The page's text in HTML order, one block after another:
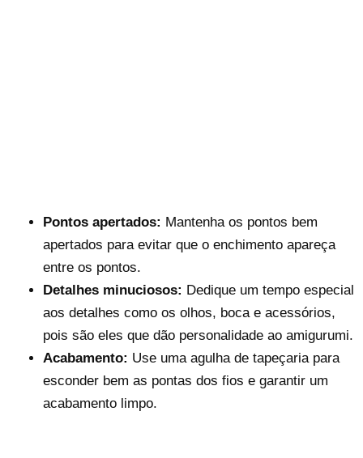
Pontos apertados: Mantenha os pontos bem
apertados para evitar que o enchimento apareça
entre os pontos.
Detalhes minuciosos: Dedique um tempo especial
aos detalhes como os olhos, boca e acessórios,
pois são eles que dão personalidade ao amigurumi.
Acabamento: Use uma agulha de tapeçaria para
esconder bem as pontas dos fios e garantir um
acabamento limpo.